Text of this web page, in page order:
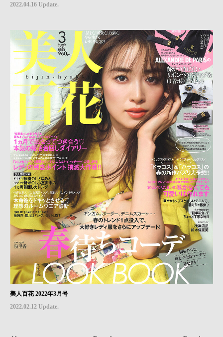
2022.04.16 Update.
美人百花 2022年3月号
2022.02.12 Update.